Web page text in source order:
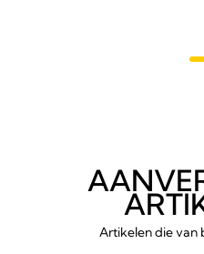
Artikelen die van